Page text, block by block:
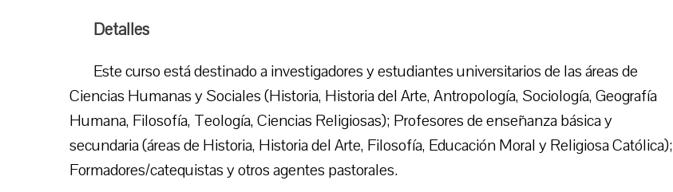
Detalles
Este curso está destinado a investigadores y estudiantes universitarios de las áreas de
Ciencias Humanas y Sociales (Historia, Historia del Arte, Antropología, Sociología, Geografía
Humana, Filosofía, Teología, Ciencias Religiosas); Profesores de enseñanza básica y
secundaria (áreas de Historia, Historia del Arte, Filosofía, Educación Moral y Religiosa Católica);
Formadores/catequistas y otros agentes pastorales.